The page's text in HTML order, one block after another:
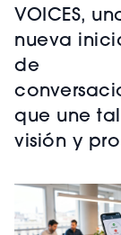
VOICES,
nueva
de
que une
visión y